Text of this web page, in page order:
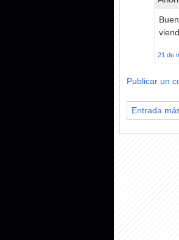
21 de
Publicar un
Entrada